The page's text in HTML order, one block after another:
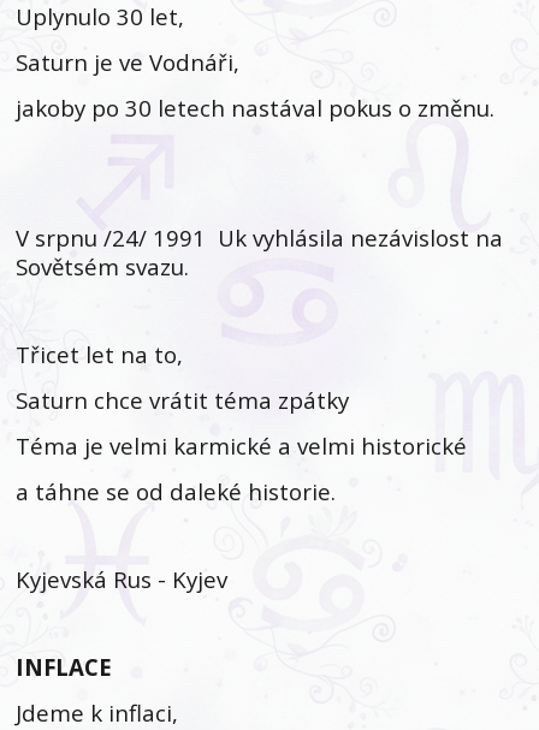
Uplynulo 30 let,
Saturn je ve Vodnáři,
jakoby po 30 letech nastával pokus o změnu.
V srpnu /24/ 1991 Uk vyhlásila nezávislost na
Sovětsém svazu.
Třicet let na to,
Saturn chce vrátit téma zpátky
Téma je velmi karmické a velmi historické
a táhne se od daleké historie.
Kyjevská Rus - Kyjev
INFLACE
Jdeme k inflaci,